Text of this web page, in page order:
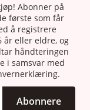
Abonner på
første som får
å registrere
år eller eldre, og
håndteringen
i samsvar med
Abonnere